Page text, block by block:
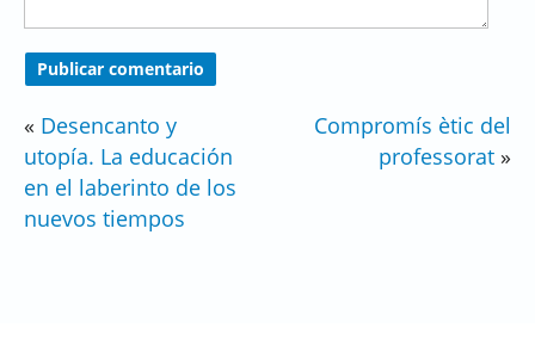
« Desencanto y
utopía. La educación
en el laberinto de los
nuevos tiempos
Compromís ètic del
professorat »